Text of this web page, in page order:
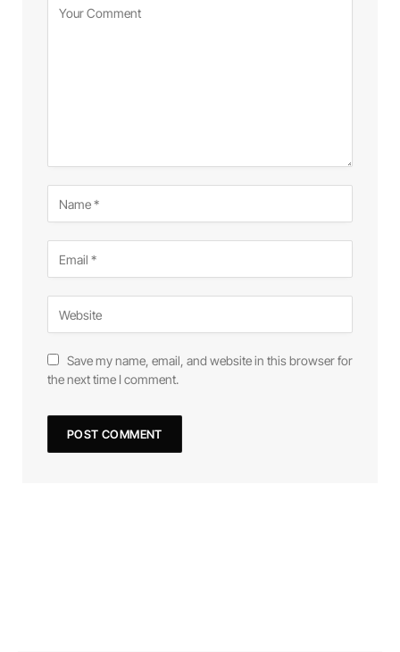
Save my name, email, and website in this browser for
the next time I comment.